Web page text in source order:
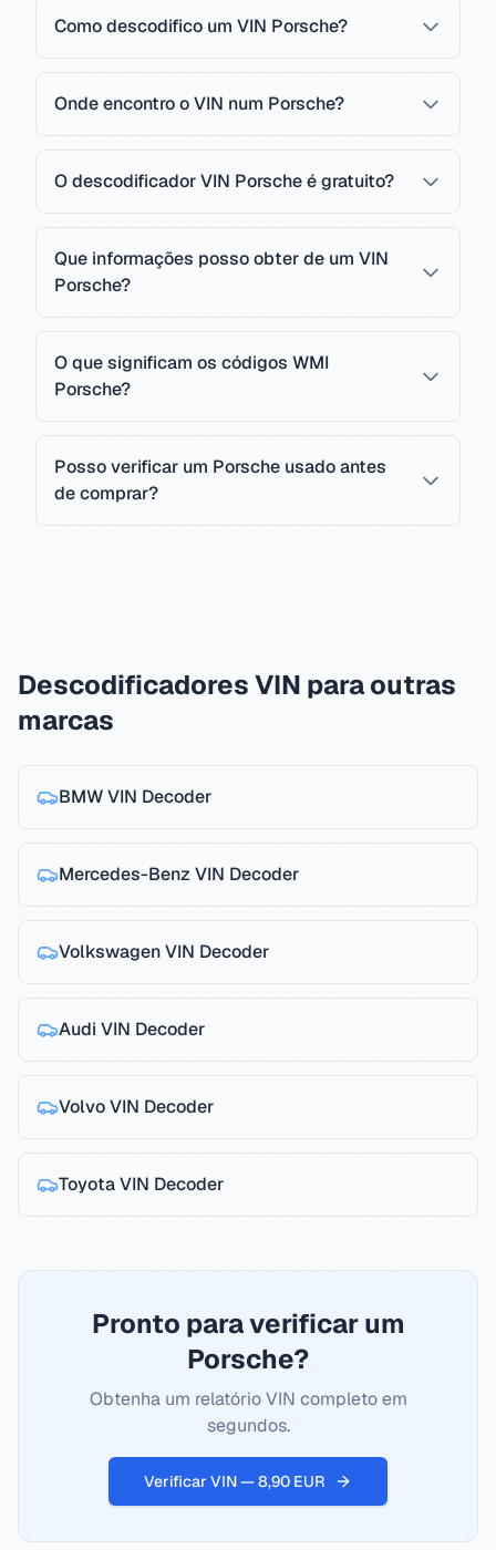
Como descodifico um VIN Porsche?
Onde encontro o VIN num Porsche?
O descodificador VIN Porsche é gratuito?
Que informações posso obter de um VIN
Porsche?
O que significam os códigos WMI
Porsche?
Posso verificar um Porsche usado antes
de comprar?
Descodificadores VIN para outras
marcas
BMWVIN Decoder
Mercedes-Benz VIN Decoder
VolkswagenVIN Decoder
Audi VIN Decoder
VolvoVIN Decoder
ToyotaVIN Decoder
Pronto para verificar um
Porsche?
Obtenha um relatório VIN completo em
segundos.
Verificar VIN — 8,90 EUR